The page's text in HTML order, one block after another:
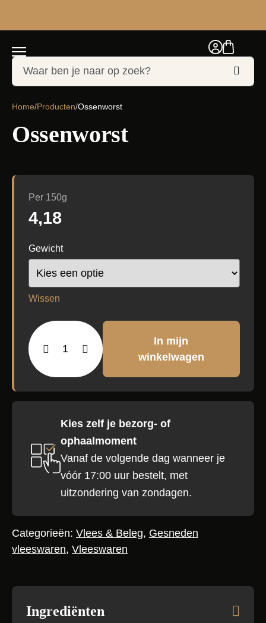
Home/Producten/Ossenworst
Ossenworst
Per 150g
4,18
Gewicht
Wissen
Ossenworst
aantal
In mijn
winkelwagen
Kies zelf je bezorg- of
ophaalmoment
Vanaf de volgende dag wanneer je
vóór 17:00 uur bestelt, met
uitzondering van zondagen.
Categorieën: Vlees & Beleg, Gesneden
vleeswaren, Vleeswaren
Ingrediënten